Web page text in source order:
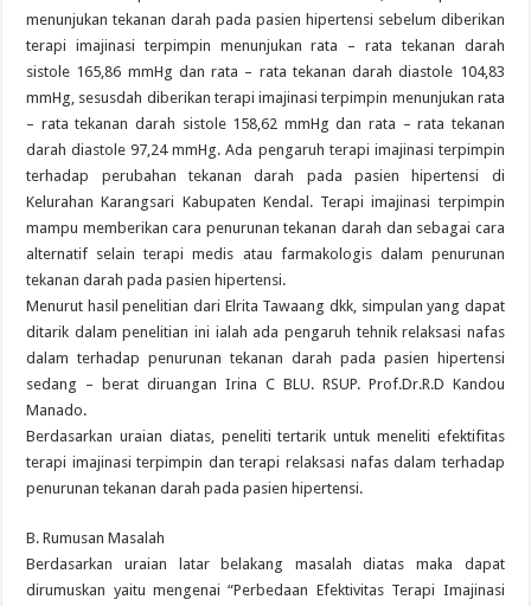
menunjukan tekanan darah pada pasien hipertensi sebelum diberikan
terapi imajinasi terpimpin menunjukan rata – rata tekanan darah
sistole 165,86 mmHg dan rata – rata tekanan darah diastole 104,83
mmHg, sesusdah diberikan terapi imajinasi terpimpin menunjukan rata
– rata tekanan darah sistole 158,62 mmHg dan rata – rata tekanan
darah diastole 97,24 mmHg. Ada pengaruh terapi imajinasi terpimpin
terhadap perubahan tekanan darah pada pasien hipertensi di
Kelurahan Karangsari Kabupaten Kendal. Terapi imajinasi terpimpin
mampu memberikan cara penurunan tekanan darah dan sebagai cara
alternatif selain terapi medis atau farmakologis dalam penurunan
tekanan darah pada pasien hipertensi.
Menurut hasil penelitian dari Elrita Tawaang dkk, simpulan yang dapat
ditarik dalam penelitian ini ialah ada pengaruh tehnik relaksasi nafas
dalam terhadap penurunan tekanan darah pada pasien hipertensi
sedang – berat diruangan Irina C BLU. RSUP. Prof.Dr.R.D Kandou
Manado.
Berdasarkan uraian diatas, peneliti tertarik untuk meneliti efektifitas
terapi imajinasi terpimpin dan terapi relaksasi nafas dalam terhadap
penurunan tekanan darah pada pasien hipertensi.
B. Rumusan Masalah
Berdasarkan uraian latar belakang masalah diatas maka dapat
dirumuskan yaitu mengenai “Perbedaan Efektivitas Terapi Imajinasi